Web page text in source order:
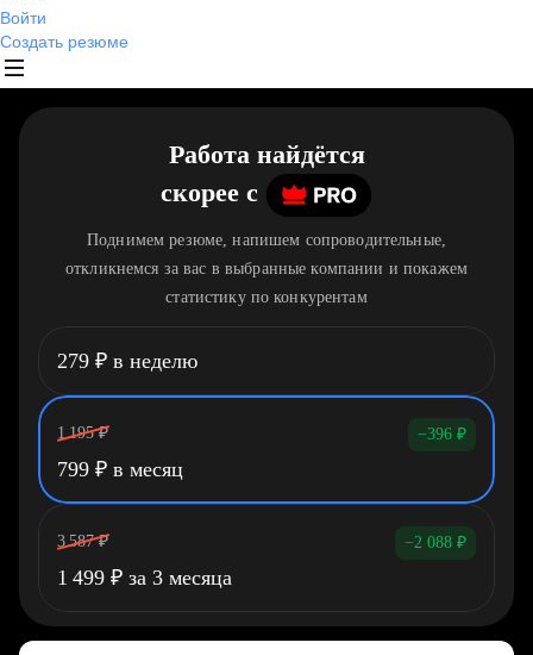
Войти
Создать резюме
Работа найдётся
скорее c
Поднимем резюме, напишем сопроводительные,
откликнемся за вас в выбранные компании и покажем
статистику по конкурентам
279 ₽ в неделю
1 195 ₽ −396 ₽
799 ₽ в месяц
3 587 ₽ −2 088 ₽
1 499 ₽ за 3 месяца